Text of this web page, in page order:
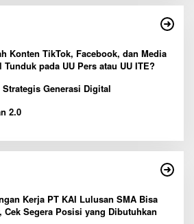
Konten TikTok, Facebook, dan Media
Tunduk pada UU Pers atau UU ITE?
Strategis Generasi Digital
2.0
Kerja PT KAI Lulusan SMA Bisa
Cek Segera Posisi yang Dibutuhkan